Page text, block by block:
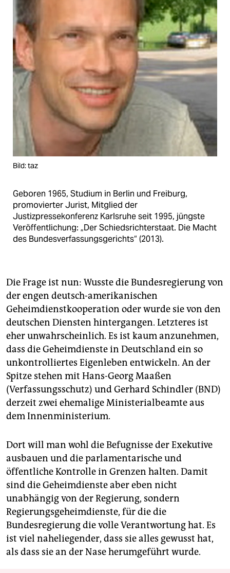
Bild: taz
Geboren 1965, Studium in Berlin und Freiburg,
promovierter Jurist, Mitglied der
Justizpressekonferenz Karlsruhe seit 1995, jüngste
Veröffentlichung: „Der Schiedsrichterstaat. Die Macht
des Bundesverfassungsgerichts“ (2013).
Die Frage ist nun: Wusste die Bundesregierung von
der engen deutsch-amerikanischen
Geheimdienstkooperation oder wurde sie von den
deutschen Diensten hintergangen. Letzteres ist
eher unwahrscheinlich. Es ist kaum anzunehmen,
dass die Geheimdienste in Deutschland ein so
unkontrolliertes Eigenleben entwickeln. An der
Spitze stehen mit Hans-Georg Maaßen
(Verfassungsschutz) und Gerhard Schindler (BND)
derzeit zwei ehemalige Ministerialbeamte aus
dem Innenministerium.
Dort will man wohl die Befugnisse der Exekutive
ausbauen und die parlamentarische und
öffentliche Kontrolle in Grenzen halten. Damit
sind die Geheimdienste aber eben nicht
unabhängig von der Regierung, sondern
Regierungsgeheimdienste, für die die
Bundesregierung die volle Verantwortung hat. Es
ist viel naheliegender, dass sie alles gewusst hat,
als dass sie an der Nase herumgeführt wurde.